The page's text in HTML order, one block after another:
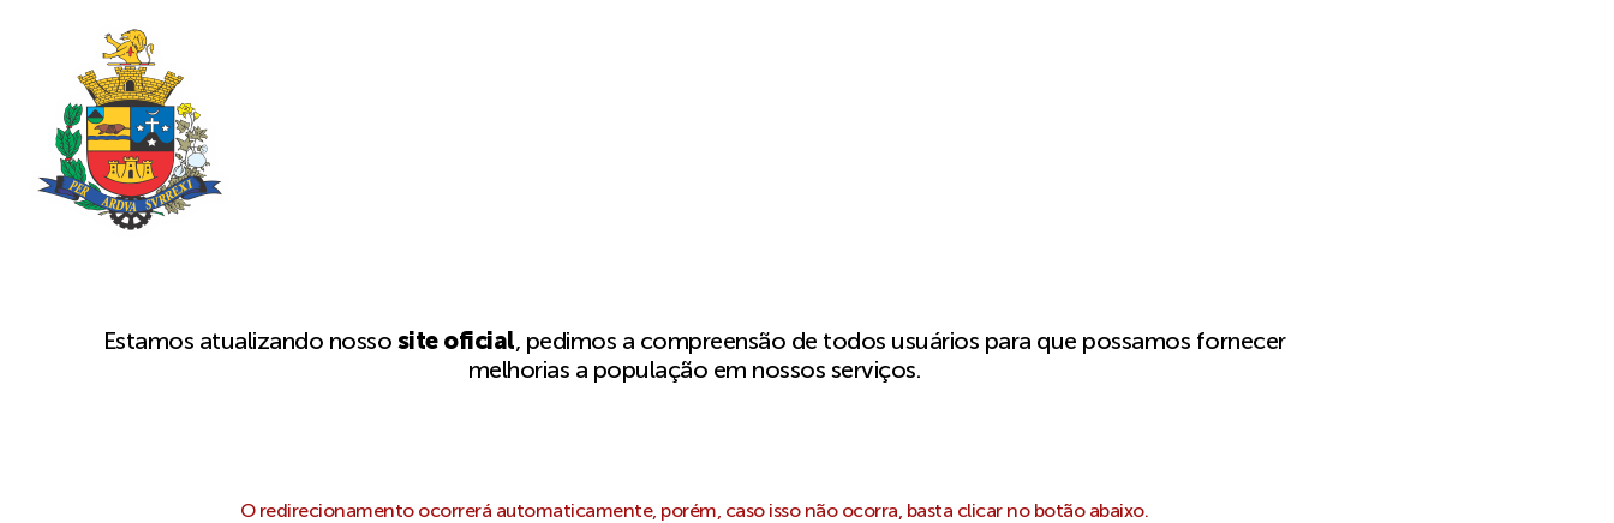
Estamos atualizando nosso site oficial, pedimos a compreensão de todos usuários para que possamos fornecer
melhorias a população em nossos serviços.
O redirecionamento ocorrerá automaticamente, porém, caso isso não ocorra, basta clicar no botão abaixo.